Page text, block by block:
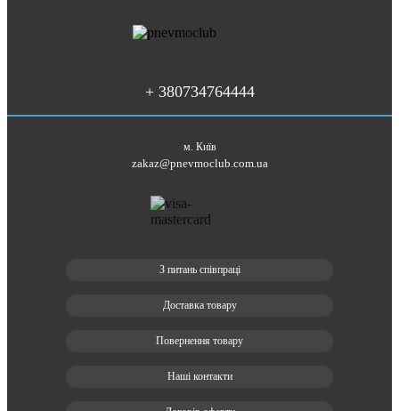
+ 380734764444
м. Київ
zakaz@pnevmoclub.com.ua
З питань співпраці
Доставка товару
Повернення товару
Наші контакти